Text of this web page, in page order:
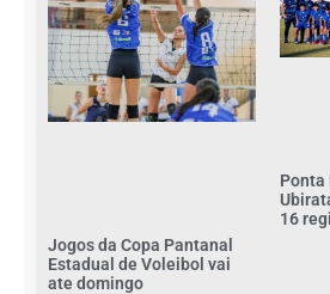
Jogos da Copa Pantanal
Estadual de Voleibol vai
ate domingo
Ponta
16